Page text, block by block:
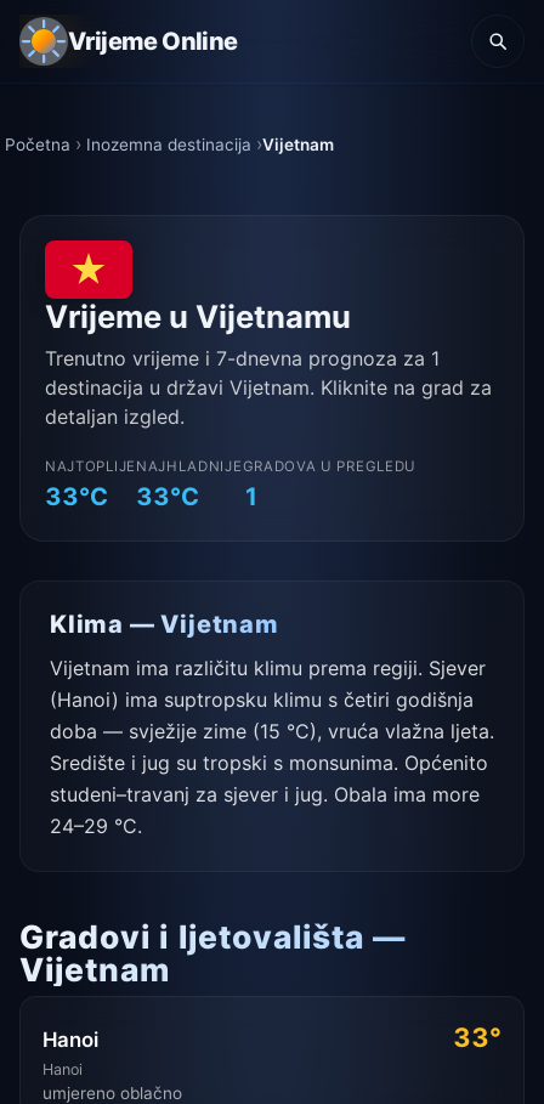
Vrijeme Online
Početna Inozemna destinacija Vijetnam
Vrijeme u Vijetnamu
Trenutno vrijeme i 7-dnevna prognoza za 1
destinacija u državi Vijetnam. Kliknite na grad za
detaljan izgled.
NAJTOPLIJE
33°C
NAJHLADNIJE
33°C
GRADOVA U PREGLEDU
1
Klima — Vijetnam
Vijetnam ima različitu klimu prema regiji. Sjever
(Hanoi) ima suptropsku klimu s četiri godišnja
doba — svježije zime (15 °C), vruća vlažna ljeta.
Središte i jug su tropski s monsunima. Općenito
studeni–travanj za sjever i jug. Obala ima more
24–29 °C.
Gradovi i ljetovališta —
Vijetnam
Hanoi 33°
Hanoi
umjereno oblačno